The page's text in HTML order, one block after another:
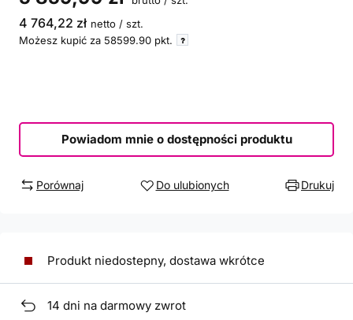
4 764,22 zł netto / szt.
Możesz kupić za 58599.90 pkt.
Powiadom mnie o dostępności produktu
Porównaj Do ulubionych Drukuj
Produkt niedostepny, dostawa wkrótce
14 dni na darmowy zwrot